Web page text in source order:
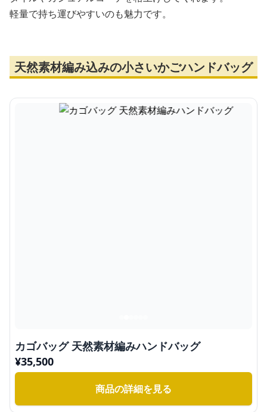
軽量で持ち運びやすいのも魅力です。
天然素材編み込みの小さいかごハンドバッグ
カゴバッグ 天然素材編みハンドバッグ
¥35,500
商品の詳細を見る